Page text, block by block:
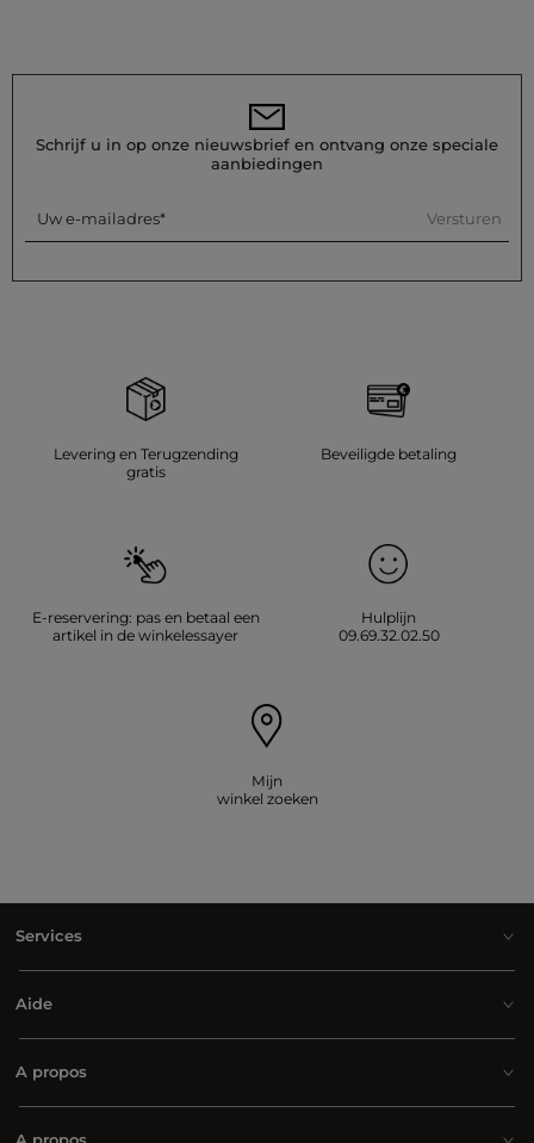
Was de jurk op 30°C in een fijnwasprogramma om de vezels
van de stof te behouden. Strijken wordt aanbevolen: doe dit
op lage temperatuur (maximaal 110°) zonder stoom te
gebruiken, wat sterk wordt afgeraden. Stop de jurk niet in de
Referentie: 32536311050670900 261-RCOB.F
Schrijf u in op onze nieuwsbrief en ontvang onze speciale
aanbiedingen
Uw e-mailadres Versturen
Levering en Terugzending
gratis
Beveiligde betaling
E-reservering: pas en betaal een
artikel in de winkelessayer
Hulplijn
09.69.32.02.50
Mijn
winkel zoeken
Services
Aide
A propos
A propos